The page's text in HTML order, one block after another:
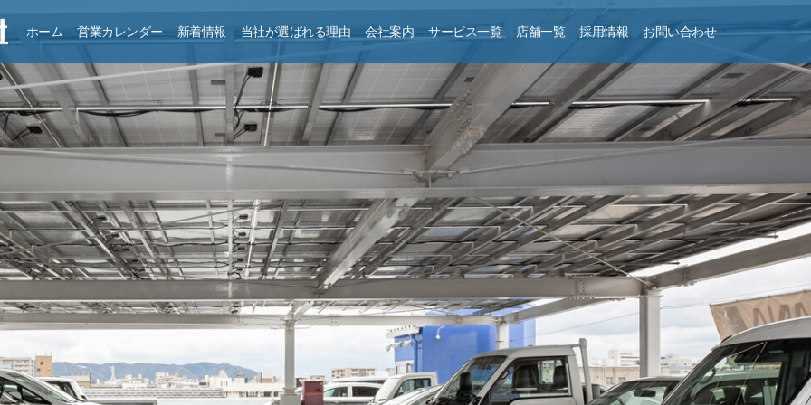
ホーム 営業カレンダー 新着情報 当社が選ばれる理由 会社案内 サービス一覧 店舗一覧 採用情報 お問い合わせ